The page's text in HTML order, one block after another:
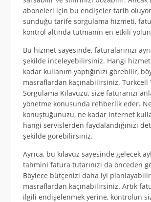
aboneleri için bu endişeler tarih
sunduğu tarife sorgulama hizmeti,
kontrol altında tutmanın en etkili
Bu hizmet sayesinde, faturalarınızı
şekilde inceleyebilirsiniz. Hangi
kadar kullanım yaptığınızı görebilir,
masraflardan kaçınabilirsiniz. Turkcell
Sorgulama Kılavuzu, size faturanızı
yönetme konusunda rehberlik eder.
konuştuğunuzu, ne kadar internet
hangi servislerden faydalandığınızı
şekilde görebilirsiniz.
Ayrıca, bu kılavuz sayesinde gelecek
tahmini fatura tutarınızı da önceden
Böylece bütçenizi daha iyi
masraflardan kaçınabilirsiniz. Artık
ilgili endişelenmek yerine, kontrolün